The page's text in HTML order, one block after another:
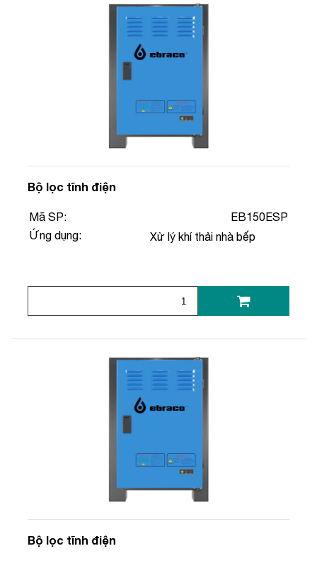
Bộ lọc tĩnh điện
Mã SP:
EB150ESP
Ứng dụng:
Xử lý khí thải nhà bếp
Bộ lọc tĩnh điện